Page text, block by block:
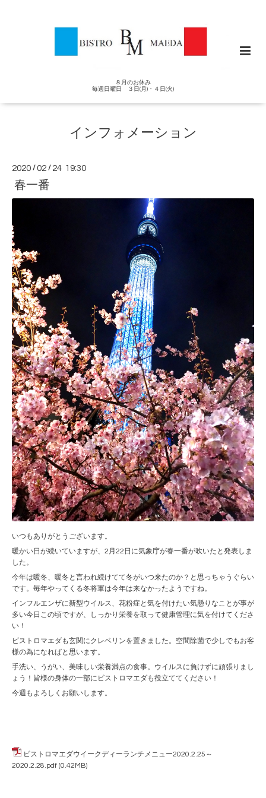
８月のお休み
毎週日曜日 ３日(月)・４日(火)
インフォメーション
2020 /02 / 24 19:30
春一番
いつもありがとうございます。
暖かい日が続いていますが、2月22日に気象庁が春一番が吹いたと発表しま
した。
今年は暖冬、暖冬と言われ続けてて冬がいつ来たのか？と思っちゃうぐらい
です。毎年やってくる冬将軍は今年は来なかったようですね。
インフルエンザに新型ウイルス、花粉症と気を付けたい気懸りなことが事が
多い今日この頃ですが、しっかり栄養を取って健康管理に気を付けてくださ
い！
ビストロマエダも玄関にクレベリンを置きました。空間除菌で少しでもお客
様の為になればと思います。
手洗い、うがい、美味しい栄養満点の食事。ウイルスに負けずに頑張りまし
ょう！皆様の身体の一部にビストロマエダも役立ててください！
今週もよろしくお願いします。
ビストロマエダウイークディーランチメニュー2020.2.25～
2020.2.28.pdf (0.42MB)